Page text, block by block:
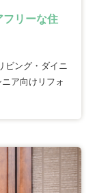
フリーな住
ビング・ダイニ
ア向けリフォ